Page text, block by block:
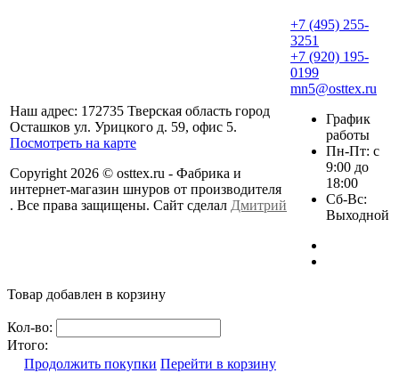
Наш адрес: 172735 Тверская область город
Осташков ул. Урицкого д. 59, офис 5.
Посмотреть на карте
Copyright 2026 © osttex.ru - Фабрика и
интернет-магазин шнуров от производителя
. Все права защищены. Сайт сделал Дмитрий
+7 (495) 255-
3251
+7 (920) 195-
0199
mn5@osttex.ru
График
работы
Пн-Пт: с
9:00 до
18:00
Сб-Вс:
Выходной
Товар добавлен в корзину
Кол-во:
Итого:
Продолжить покупки Перейти в корзину